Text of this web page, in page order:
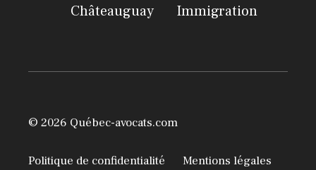
Châteauguay
Immigration
© 2026 Québec-avocats.com
Politique de confidentialité
Mentions légales